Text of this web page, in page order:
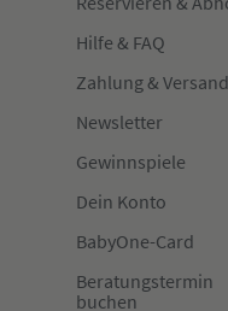
Hilfe & FAQ
Zahlung & Versand
Newsletter
Gewinnspiele
Dein Konto
BabyOne-Card
Beratungstermin
buchen